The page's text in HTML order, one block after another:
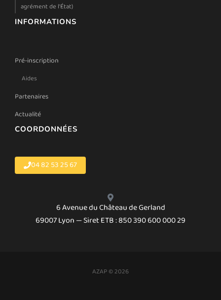
agrément de l'État)
INFORMATIONS
Pré-inscription
Aides
Partenaires
Actualité
COORDONNÉES
04 82 53 25 67
6 Avenue du Château de Gerland
69007 Lyon — Siret ETB : 850 390 600 000 29
AZAP © 2026